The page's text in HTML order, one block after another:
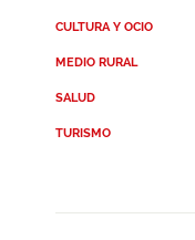
CULTURA Y OCIO
MEDIO RURAL
SALUD
TURISMO